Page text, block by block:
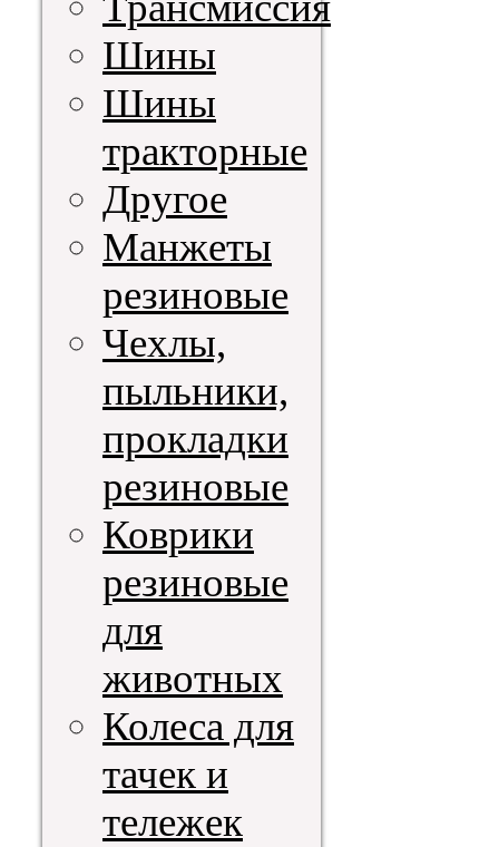
Шины
Шины
тракторные
Другое
Манжеты
резиновые
Чехлы,
пыльники,
прокладки
резиновые
Коврики
резиновые
для
животных
Колеса для
тачек и
тележек